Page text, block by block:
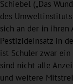
Schiebel („Das
des
sich an der in ihren
Pestizideinsatz in
ist Schuler zwar
sind nicht alle
und weitere